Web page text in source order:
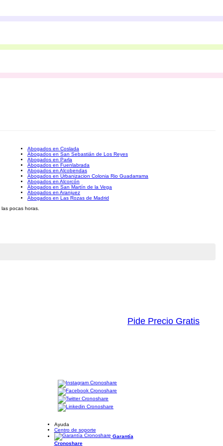
Abogados en Coslada
Abogados en San Sebastián de Los Reyes
Abogados en Parla
Abogados en Fuenlabrada
Abogados en Alcobendas
Abogados en Urbanizacion Colonia Rio Guadarrama
Abogados en Alcorcón
Abogados en San Martín de la Vega
Abogados en Aranjuez
Abogados en Las Rozas de Madrid
pocas horas.
Pide Precio Gratis
Ayuda
Centro de soporte
Garantía
Cronoshare